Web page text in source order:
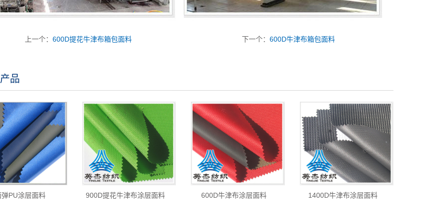
上一个：600D提花牛津布箱包面料 下一个：600D牛津布箱包面料
品
弹PU涂层面料 900D提花牛津布涂层面料 600D牛津布涂层面料 1400D牛津布涂层面料